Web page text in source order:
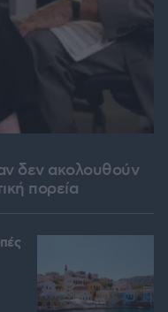
δεν ακολουθούν
πορεία